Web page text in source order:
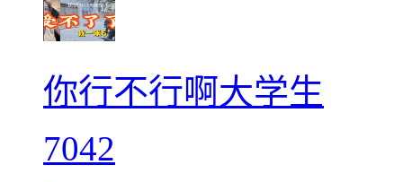
你行不行啊大学生
7042